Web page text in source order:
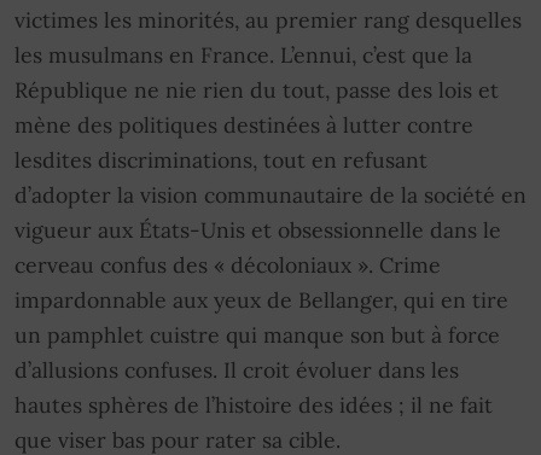
victimes les minorités, au premier rang desquelles
les musulmans en France. L’ennui, c’est que la
République ne nie rien du tout, passe des lois et
mène des politiques destinées à lutter contre
lesdites discriminations, tout en refusant
d’adopter la vision communautaire de la société en
vigueur aux États-Unis et obsessionnelle dans le
cerveau confus des « décoloniaux ». Crime
impardonnable aux yeux de Bellanger, qui en tire
un pamphlet cuistre qui manque son but à force
d’allusions confuses. Il croit évoluer dans les
hautes sphères de l’histoire des idées ; il ne fait
que viser bas pour rater sa cible.